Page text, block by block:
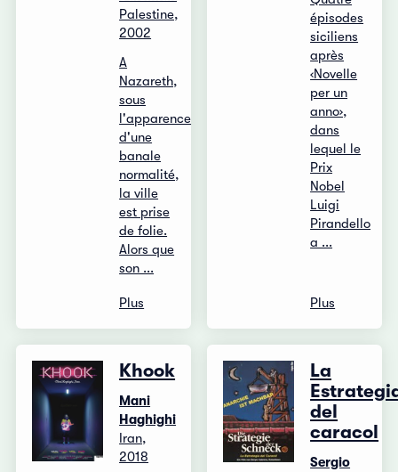
Palestine,
2002
A
Nazareth,
sous
l'apparence
d'une
banale
normalité,
la ville
est prise
de folie.
Alors que
son ...
Plus
épisodes
siciliens
après
‹Novelle
per un
anno›,
dans
lequel le
Prix
Nobel
Luigi
Pirandello
a ...
Plus
Khook
Mani
Haghighi
Iran,
2018
La
del
caracol
Sergio